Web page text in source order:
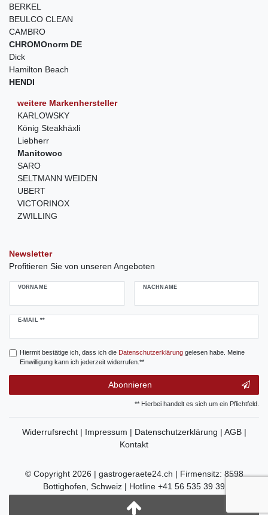
BERKEL
BEULCO CLEAN
CAMBRO
CHROMOnorm DE
Dick
Hamilton Beach
HENDI
weitere Markenhersteller
KARLOWSKY
König Steakhäxli
Liebherr
Manitowoc
SARO
SELTMANN WEIDEN
UBERT
VICTORINOX
ZWILLING
Newsletter
Profitieren Sie von unseren Angeboten
VORNAME NACHNAME
E-MAIL **
Newsletter
Hiermit bestätige ich, dass ich die Daten­schutz­erklärunggelesen habe. Meine
Einwilligung kann ich jederzeit widerrufen.**
Abonnieren
** Hierbei handelt es sich um ein Pflichtfeld.
Widerrufsrecht | Impressum | Datenschutzerklärung | AGB |
Kontakt
© Copyright 2026 | gastrogeraete24.ch | Firmensitz: 8598
Bottighofen, Schweiz | Hotline +41 56 535 39 39